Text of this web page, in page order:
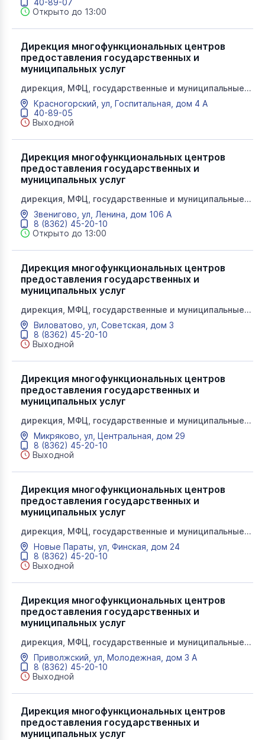
40-89-07
Открыто до 13:00
Дирекция многофункциональных центров
предоставления государственных и
муниципальных услуг
дирекция, МФЦ, государственные и муниципальные
услуги, мои документы
Красногорский, ул, Госпитальная, дом 4 А
40-89-05
Выходной
Дирекция многофункциональных центров
предоставления государственных и
муниципальных услуг
дирекция, МФЦ, государственные и муниципальные
услуги, мои документы
Звенигово, ул, Ленина, дом 106 А
8 (8362) 45-20-10
Открыто до 13:00
Дирекция многофункциональных центров
предоставления государственных и
муниципальных услуг
дирекция, МФЦ, государственные и муниципальные
услуги, мои документы
Виловатово, ул, Советская, дом 3
8 (8362) 45-20-10
Выходной
Дирекция многофункциональных центров
предоставления государственных и
муниципальных услуг
дирекция, МФЦ, государственные и муниципальные
услуги, мои документы
Микряково, ул, Центральная, дом 29
8 (8362) 45-20-10
Выходной
Дирекция многофункциональных центров
предоставления государственных и
муниципальных услуг
дирекция, МФЦ, государственные и муниципальные
услуги, мои документы
Новые Параты, ул, Финская, дом 24
8 (8362) 45-20-10
Выходной
Дирекция многофункциональных центров
предоставления государственных и
муниципальных услуг
дирекция, МФЦ, государственные и муниципальные
услуги, мои документы
Приволжский, ул, Молодежная, дом 3 А
8 (8362) 45-20-10
Выходной
Дирекция многофункциональных центров
предоставления государственных и
муниципальных услуг